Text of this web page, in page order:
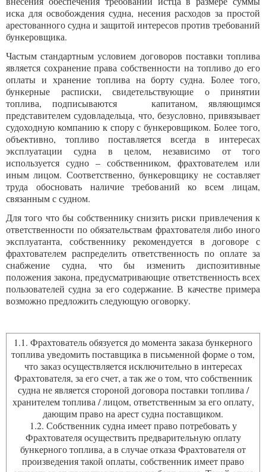
иска для освобождения судна, несения расходов за простой
арестованного судна и защитой интересов против требований
бункеровщика.
Частым стандартным условием договоров поставки топлива
является сохранение права собственности на топливо до его
оплаты и хранение топлива на борту судна. Более того,
бункерные расписки, свидетельствующие о принятии
топлива, подписываются капитаном, являющимся
представителем судовладельца, что, безусловно, привязывает
судоходную компанию к спору с бункеровщиком. Более того,
объективно, топливо поставляется всегда в интересах
эксплуатации судна в целом, независимо от того
используется судно – собственником, фрахтователем или
иным лицом. Соответственно, бункеровщику не составляет
труда обосновать наличие требований ко всем лицам,
связанным с судном.
Для того что бы собственнику снизить риски привлечения к
ответственности по обязательствам фрахтователя либо иного
эксплуатанта, собственнику рекомендуется в договоре с
фрахтователем распределить ответственность по оплате за
снабжение судна, что бы изменить диспозитивные
положения закона, предусматривающие ответственность всех
пользователей судна за его содержание. В качестве примера
возможно предложить следующую оговорку.
1.1. Фрахтователь обязуется до момента заказа бункерного
топлива уведомить поставщика в письменной форме о том,
что заказ осуществляется исключительно в интересах
Фрахтователя, за его счет, а так же о том, что собственник
судна не является стороной договора поставки топлива /
хранителем топлива / лицом, ответственным за его оплату,
дающим право на арест судна поставщиком.
1.2. Собственник судна имеет право потребовать у
Фрахтователя осуществить предварительную оплату
бункерного топлива, а в случае отказа Фрахтователя от
произведения такой оплаты, собственник имеет право